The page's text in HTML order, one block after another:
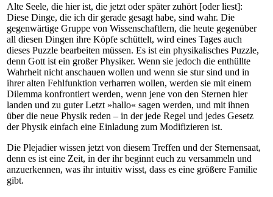
Alte Seele, die hier ist, die jetzt oder später zuhört [oder liest]:
Diese Dinge, die ich dir gerade gesagt habe, sind wahr. Die
gegenwärtige Gruppe von Wissenschaftlern, die heute gegenüber
all diesen Dingen ihre Köpfe schüttelt, wird eines Tages auch
dieses Puzzle bearbeiten müssen. Es ist ein physikalisches Puzzle,
denn Gott ist ein großer Physiker. Wenn sie jedoch die enthüllte
Wahrheit nicht anschauen wollen und wenn sie stur sind und in
ihrer alten Fehlfunktion verharren wollen, werden sie mit einem
Dilemma konfrontiert werden, wenn jene von den Sternen hier
landen und zu guter Letzt »hallo« sagen werden, und mit ihnen
über die neue Physik reden – in der jede Regel und jedes Gesetz
der Physik einfach eine Einladung zum Modifizieren ist.
Die Plejadier wissen jetzt von diesem Treffen und der Sternensaat,
denn es ist eine Zeit, in der ihr beginnt euch zu versammeln und
anzuerkennen, was ihr intuitiv wisst, dass es eine größere Familie
gibt.